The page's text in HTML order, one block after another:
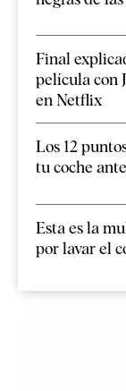
Final
película con
en Netflix
Los 12
tu coche
Esta es la
por lavar el